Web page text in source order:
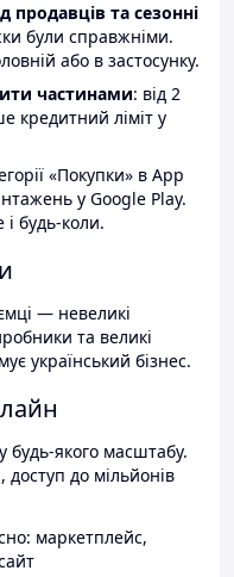
продавців та сезонні
були справжніми.
або в застосунку.
частинами: від 2
кредитний ліміт у
«Покупки» в App
у Google Play.
будь-коли.
— невеликі
та великі
український бізнес.
будь-якого масштабу.
до мільйонів
маркетплейс,